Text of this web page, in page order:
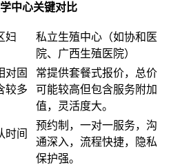
中心关键对比
妇
私立生殖中心（如协和医
院、广西生殖医院）
对固
较多
常提供套餐式报价，总价
可能较高但包含服务附加
值，灵活度大。
时间
预约制，一对一服务，沟
通深入，流程快捷，隐私
保护强。